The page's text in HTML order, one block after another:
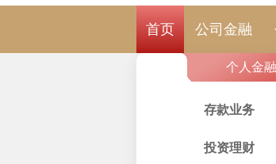
首页 公司金融
个人金融
存款业务
投资理财